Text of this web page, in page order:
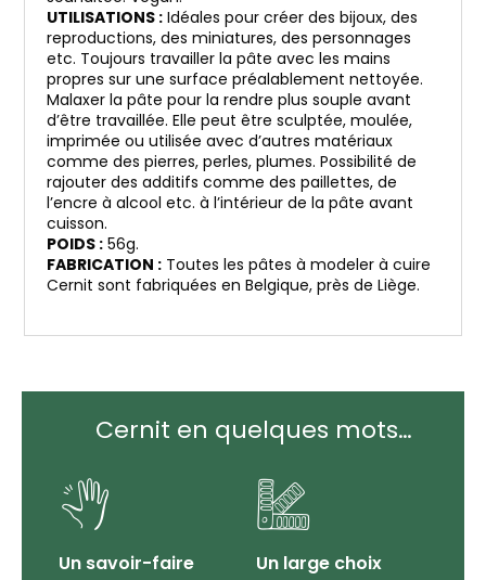
UTILISATIONS : Idéales pour créer des bijoux, des
reproductions, des miniatures, des personnages
etc. Toujours travailler la pâte avec les mains
propres sur une surface préalablement nettoyée.
Malaxer la pâte pour la rendre plus souple avant
d’être travaillée. Elle peut être sculptée, moulée,
imprimée ou utilisée avec d’autres matériaux
comme des pierres, perles, plumes. Possibilité de
rajouter des additifs comme des paillettes, de
l’encre à alcool etc. à l’intérieur de la pâte avant
cuisson.
POIDS : 56g.
FABRICATION : Toutes les pâtes à modeler à cuire
Cernit sont fabriquées en Belgique, près de Liège.
Cernit en quelques mots…
Un savoir-faire Un large choix